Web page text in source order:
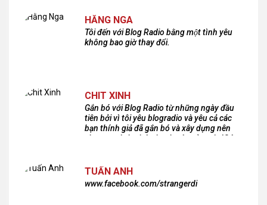
HẰNG NGA
Tôi đến với Blog Radio bằng một tình yêu
không bao giờ thay đổi.
CHIT XINH
Gắn bó với Blog Radio từ những ngày đầu
tiên bởi vì tôi yêu blogradio và yêu cả các
bạn thính giả đã gắn bó và xây dựng nên
chương trình phát thanh xúc cảm này!Cám
TUẤN ANH
www.facebook.com/strangerdi